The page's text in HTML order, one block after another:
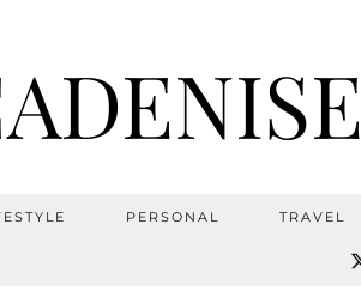
PERSONAL TRAVEL